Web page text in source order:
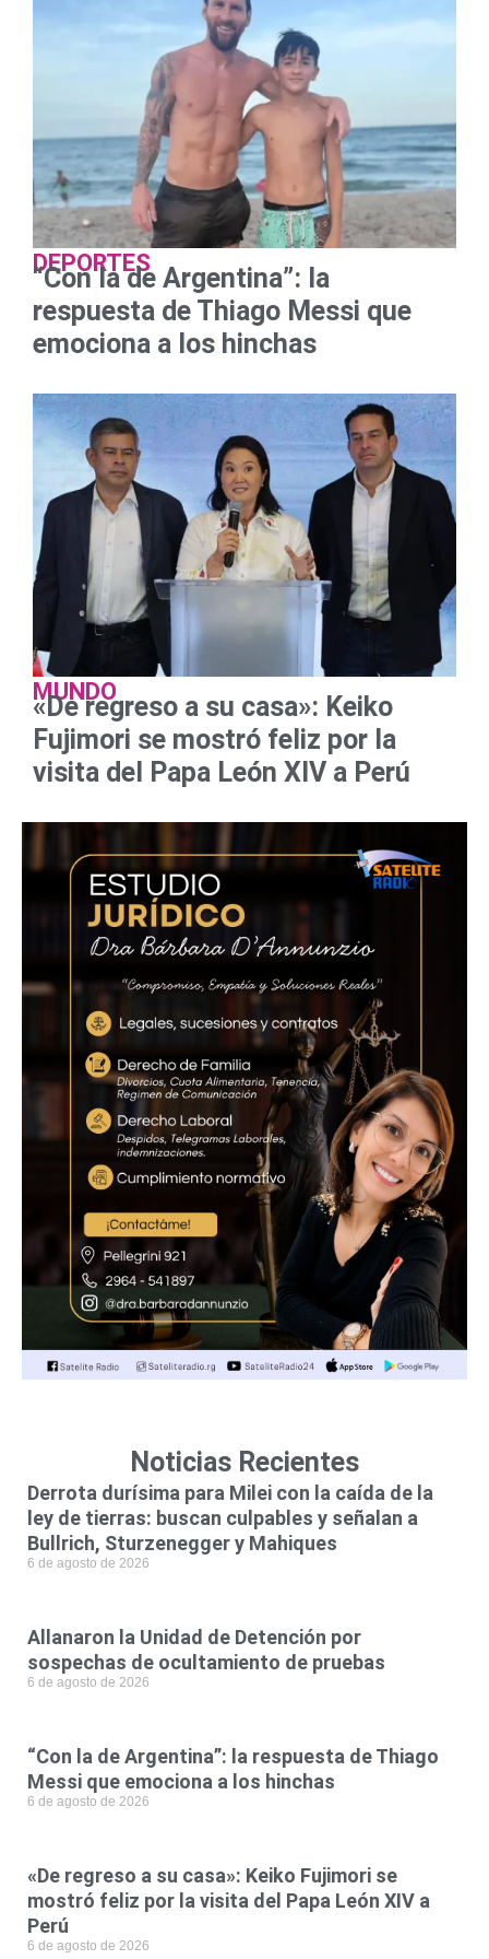
DEPORTES
“Con la de Argentina”: la
respuesta de Thiago Messi que
emociona a los hinchas
MUNDO
«De regreso a su casa»: Keiko
Fujimori se mostró feliz por la
visita del Papa León XIV a Perú
Noticias Recientes
Derrota durísima para Milei con la caída de la
ley de tierras: buscan culpables y señalan a
Bullrich, Sturzenegger y Mahiques
6 de agosto de 2026
Allanaron la Unidad de Detención por
sospechas de ocultamiento de pruebas
6 de agosto de 2026
“Con la de Argentina”: la respuesta de Thiago
Messi que emociona a los hinchas
6 de agosto de 2026
«De regreso a su casa»: Keiko Fujimori se
mostró feliz por la visita del Papa León XIV a
Perú
6 de agosto de 2026